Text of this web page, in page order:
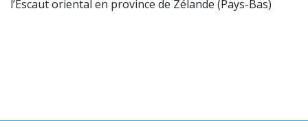
l’Escaut oriental en province de Zélande (Pays-Bas)